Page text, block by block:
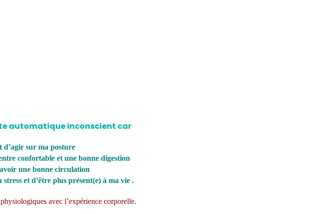
automatique inconscient car
d’agir sur ma posture
confortable et une bonne digestion
une bonne circulation
et d’être plus présent(e) à ma vie .
avec l’expérience corporelle.